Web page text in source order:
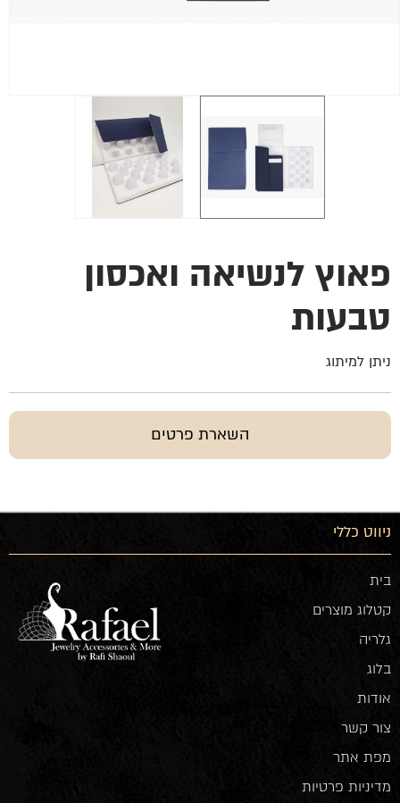
פאוץ לנשיאה ואכסון
טבעות
ניתן למיתוג
השארת פרטים
ניווט כללי
בית
קטלוג מוצרים
גלריה
בלוג
אודות
צור קשר
מפת אתר
מדיניות פרטיות